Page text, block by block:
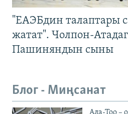
"ЕАЭБдин талаптары
жатат". Чолпон-
Пашиняндын сыны
Блог - Миңсанат